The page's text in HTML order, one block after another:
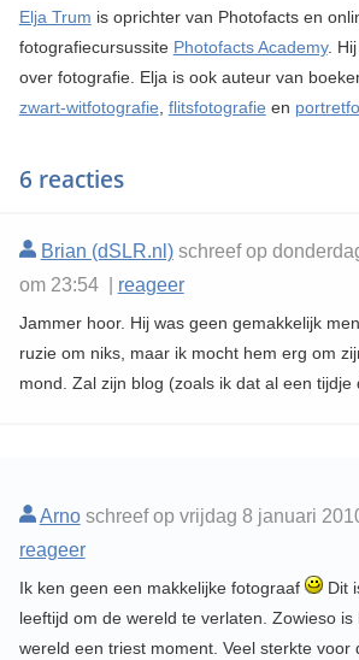
Elja Trum is oprichter van Photofacts en
fotografiecursussite Photofacts Academy.
over fotografie. Elja is ook auteur van
zwart-witfotografie flitsfotografie en
6 reacties
Brian (dSLR.nl)schreef op
om 23:54 | reageer
Jammer hoor. Hij was geen gemakkelijk
ruzie om niks, maar ik mocht hem erg om
mond. Zal zijn blog (zoals ik dat al een tijdje
Arnoschreef op vrijdag 8 januari
reageer
Ik ken geen een makkelijke fotograaf
Dit
leeftijd om de wereld te verlaten. Zowieso
wereld een triest moment. Veel sterkte voor